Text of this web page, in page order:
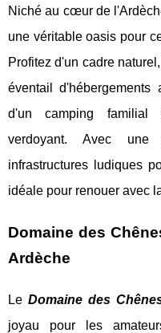
Niché au cœur de
une véritable oasis pour
Profitez d'un cadre
éventail
d'un camping familial
verdoyant. Avec
infrastructures ludiques
idéale pour renouer avec
Domaine des
Ardèche
Le Domaine des
joyau pour les